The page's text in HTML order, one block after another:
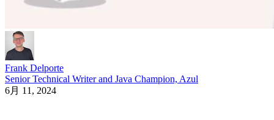
Frank Delporte
Senior Technical Writer and Java Champion, Azul
6月 11, 2024